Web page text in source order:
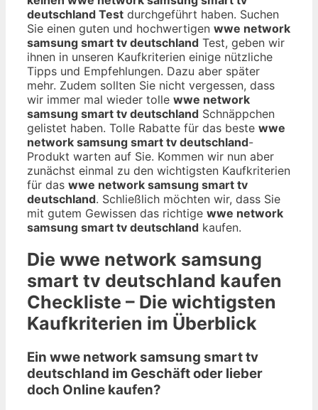
deutschland Test durchgeführt haben. Suchen
Sie einen guten und hochwertigen wwe network
samsung smart tv deutschland Test, geben wir
ihnen in unseren Kaufkriterien einige nützliche
Tipps und Empfehlungen. Dazu aber später
mehr. Zudem sollten Sie nicht vergessen, dass
wir immer mal wieder tolle wwe network
samsung smart tv deutschland Schnäppchen
gelistet haben. Tolle Rabatte für das beste wwe
network samsung smart tv deutschland-
Produkt warten auf Sie. Kommen wir nun aber
zunächst einmal zu den wichtigsten Kaufkriterien
für das wwe network samsung smart tv
deutschland. Schließlich möchten wir, dass Sie
mit gutem Gewissen das richtige wwe network
samsung smart tv deutschland kaufen.
Die wwe network samsung
smart tv deutschland kaufen
Checkliste – Die wichtigsten
Kaufkriterien im Überblick
Ein wwe network samsung smart tv
deutschland im Geschäft oder lieber
doch Online kaufen?